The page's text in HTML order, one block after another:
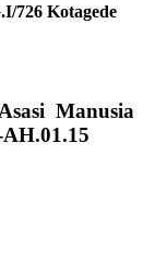
726 Kotagede
Manusia